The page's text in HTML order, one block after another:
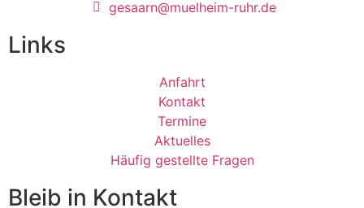
gesaarn@muelheim-ruhr.de
Links
Anfahrt
Kontakt
Termine
Aktuelles
Häufig gestellte Fragen
Bleib in Kontakt